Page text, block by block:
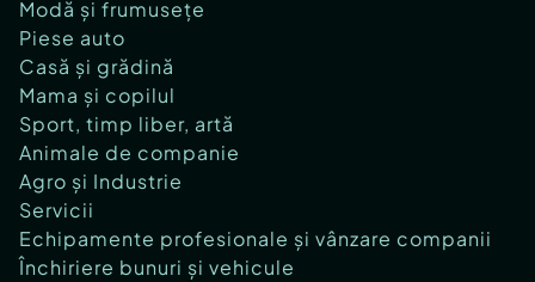
Modă și frumusețe
Piese auto
Casă și grădină
Mama și copilul
Sport, timp liber, artă
Animale de companie
Agro și Industrie
Servicii
Echipamente profesionale și vânzare companii
Închiriere bunuri și vehicule